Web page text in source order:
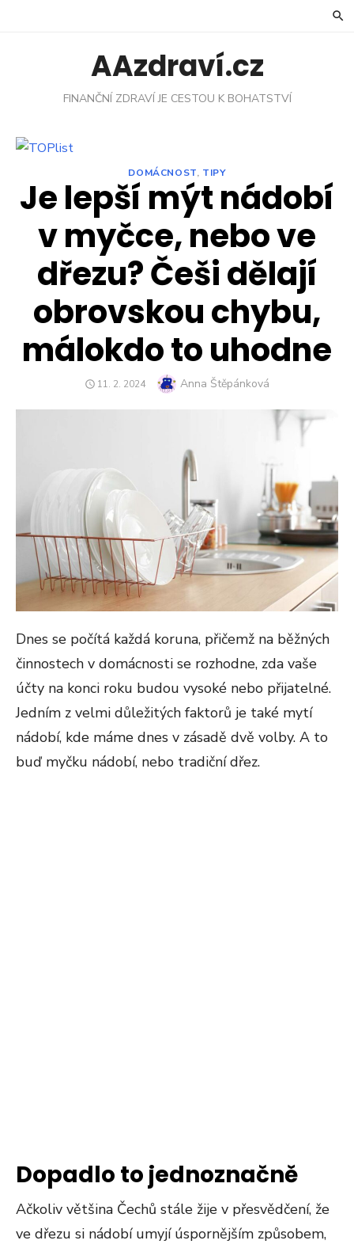
AAzdraví.cz
FINANČNÍ ZDRAVÍ JE CESTOU K BOHATSTVÍ
DOMÁCNOST, TIPY
Je lepší mýt nádobí
v myčce, nebo ve
dřezu? Češi dělají
obrovskou chybu,
málokdo to uhodne
POSTED
11. 2. 2024 Author
Anna Štěpánková
Dnes se počítá každá koruna, přičemž na běžných
činnostech v domácnosti se rozhodne, zda vaše
účty na konci roku budou vysoké nebo přijatelné.
Jedním z velmi důležitých faktorů je také mytí
nádobí, kde máme dnes v zásadě dvě volby. A to
buď myčku nádobí, nebo tradiční dřez.
Dopadlo to jednoznačně
Ačkoliv většina Čechů stále žije v přesvědčení, že
ve dřezu si nádobí umyjí úspornějším způsobem,